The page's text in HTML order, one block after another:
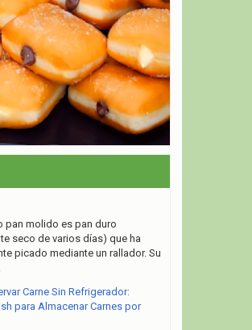
pan molido es pan duro
seco de varios días) que ha
picado mediante un rallador. Su
Carne Sin Refrigerador:
para Almacenar Carnes por